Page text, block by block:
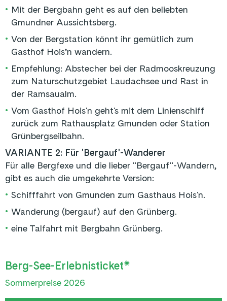
• Mit der Bergbahn geht es auf den beliebten
Gmundner Aussichtsberg.
• Von der Bergstation könnt ihr gemütlich zum
Gasthof Hois’n wandern.
• Empfehlung: Abstecher bei der Radmooskreuzung
zum Naturschutzgebiet Laudachsee und Rast in
der Ramsaualm.
• Vom Gasthof Hois'n geht's mit dem Linienschiff
zurück zum Rathausplatz Gmunden oder Station
Grünbergseilbahn.
VARIANTE 2: Für 'Bergauf'-Wanderer
Für alle Bergfexe und die lieber "Bergauf"-Wandern,
gibt es auch die umgekehrte Version:
• Schifffahrt von Gmunden zum Gasthaus Hois'n.
• Wanderung (bergauf) auf den Grünberg.
• eine Talfahrt mit Bergbahn Grünberg.
Berg-See-Erlebnisticket*
Sommerpreise 2026